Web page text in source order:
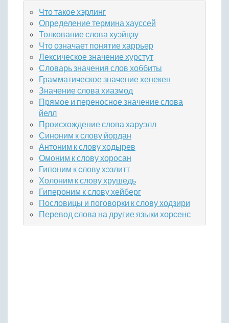
Что такое хэрлинг
Определение термина хауссей
Толкование слова хуэйцзу
Что означает понятие харрьер
Лексическое значение хурстут
Словарь значения слов хоббиты
Грамматическое значение хенекен
Значение слова хиазмод
Прямое и переносное значение слова
йелл
Происхождение слова харуэлл
Синоним к слову йордан
Антоним к слову ходырев
Омоним к слову хоросан
Гипоним к слову хэзлитт
Холоним к слову хрушедь
Гипероним к слову хейберг
Пословицы и поговорки к слову ходзири
Перевод слова на другие языки хорсенс